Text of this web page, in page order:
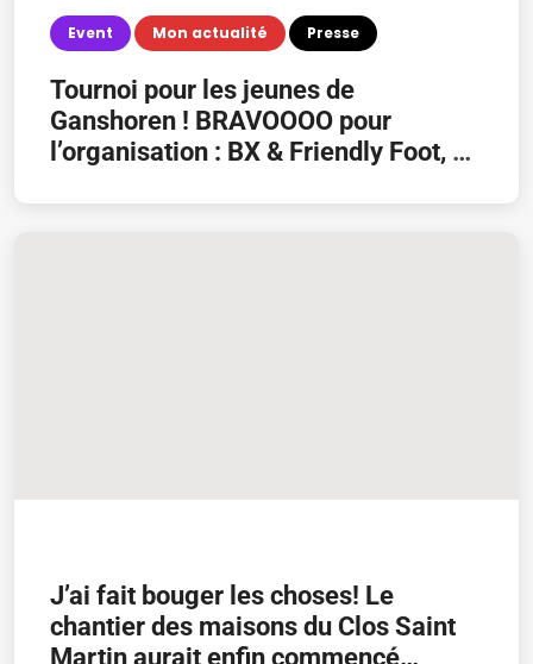
Event Mon actualité Presse
Tournoi pour les jeunes de
Ganshoren ! BRAVOOOO pour
l’organisation : BX & Friendly Foot, et
J’ai fait bouger les choses! Le
chantier des maisons du Clos Saint
Martin aurait enfin commencé…